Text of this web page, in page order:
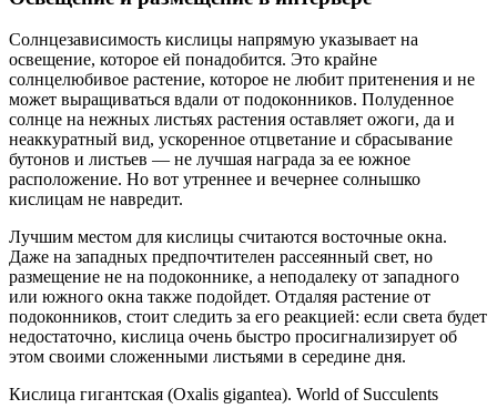
Солнцезависимость кислицы напрямую указывает на
освещение, которое ей понадобится. Это крайне
солнцелюбивое растение, которое не любит притенения и не
может выращиваться вдали от подоконников. Полуденное
солнце на нежных листьях растения оставляет ожоги, да и
неаккуратный вид, ускоренное отцветание и сбрасывание
бутонов и листьев — не лучшая награда за ее южное
расположение. Но вот утреннее и вечернее солнышко
кислицам не навредит.
Лучшим местом для кислицы считаются восточные окна.
Даже на западных предпочтителен рассеянный свет, но
размещение не на подоконнике, а неподалеку от западного
или южного окна также подойдет. Отдаляя растение от
подоконников, стоит следить за его реакцией: если света будет
недостаточно, кислица очень быстро просигнализирует об
этом своими сложенными листьями в середине дня.
Кислица гигантская (Oxalis gigantea). World of Succulents